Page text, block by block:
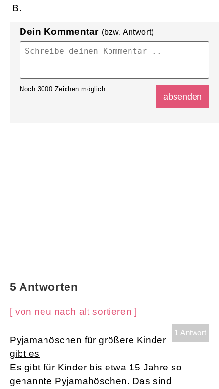
B.
Dein Kommentar (bzw. Antwort)
Noch 3000 Zeichen möglich.
5 Antworten
[ von neu nach alt sortieren ]
1 Antwort
Pyjamahöschen für größere Kinder
gibt es
Es gibt für Kinder bis etwa 15 Jahre so
genannte Pyjamahöschen. Das sind